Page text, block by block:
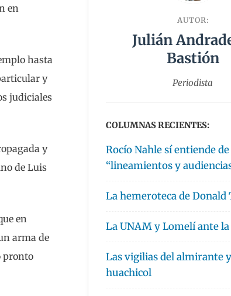
en
hasta
y
judiciales
y
de Luis
en
arma de
pronto
AUTOR:
Julián
Bastión
Periodista
COLUMNAS RECIENTES:
Rocío Nahle sí entiende de
“lineamientos y
La hemeroteca de
La UNAM y Lomelí ante
Las vigilias del almirante
huachicol